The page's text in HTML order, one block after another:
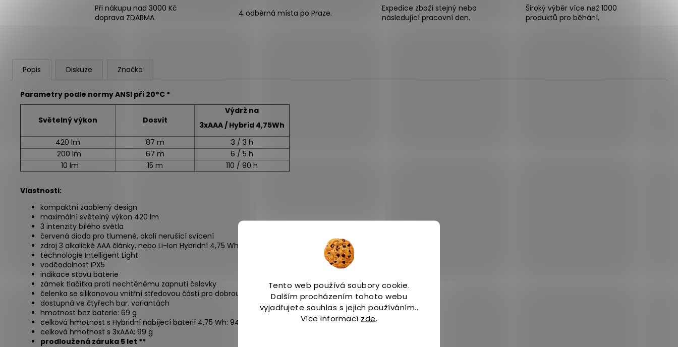
Tento web používá soubory cookie.
Dalším procházením tohoto webu
vyjadřujete souhlas s jejich používáním..
Více informací zde.
Při nákupu nad 3000 Kč
doprava ZDARMA.
4 odběrná místa po Praze.
Expedice zboží stejný nebo
následující pracovní den.
Široký výběr více než 1000
produktů pro běhání.
Popis Diskuze Značka
Parametry podle normy ANSI při 20°C *
Světelný výkon Dosvit
Výdrž na
3xAAA / Hybrid 4,75Wh
420 lm
87 m
3 / 3 h
200 lm
67 m
6 / 5 h
10 lm
15 m 110 / 90 h
Vlastnosti:
kompaktní zaoblený design
maximální světelný výkon 420 lm
3 intenzity bílého světla
červená dioda pro tlumené, okolí nerušící svícení
zdroj 3 alkalické AAA články, nebo Li-Ion Hybridní 4,75 Wh nabíjecí baterie (nejsou součástí)
technologie Intelligent Light
voděodolnost IPX5
indikace stavu baterie
zámek tlačítka proti nechtěnému zapnutí čelovky
čelenka se silikonovou vnitřní středovou částí pro dobrou stabilitu na hlavě
dostupná ve čtyřech bar. variantách
hmotnost bez baterie: 69 g
celková hmotnost s Hybridní nabíjecí baterií 4,75 Wh: 94 g
celková hmotnost s 3xAAA: 99 g
prodloužená záruka 5 let **